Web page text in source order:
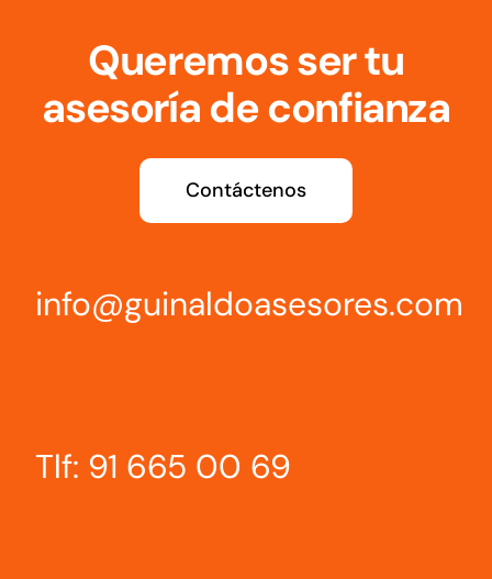
Queremos ser tu
asesoría de confianza
Contáctenos
info@guinaldoasesores.com
Tlf: 91 665 00 69